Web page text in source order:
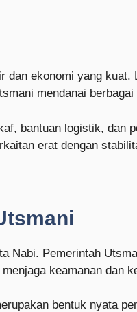
dan ekonomi yang
mendanai
bantuan logistik, dan
erat dengan
Nabi. Pemerintah
keamanan dan
bentuk nyata